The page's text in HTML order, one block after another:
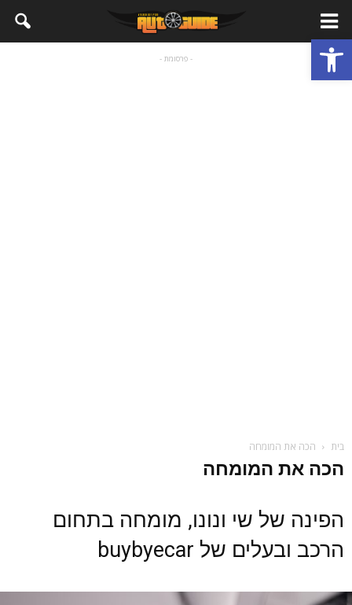
פתח סרגל נגישות - פרסומת -
בית הכה את המומחה
הכה את המומחה
הפינה של שי ונונו, מומחה בתחום
הרכב ובעלים של buybyecar